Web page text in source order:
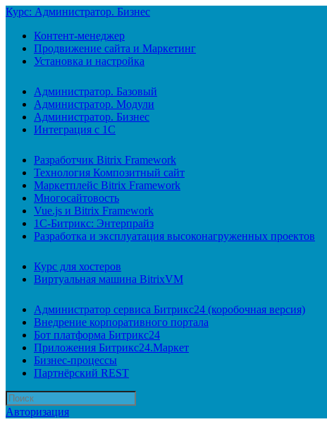
Курс: Администратор. Бизнес
Контент-менеджер
Продвижение сайта и Маркетинг
Установка и настройка
Администратор. Базовый
Администратор. Модули
Администратор. Бизнес
Интеграция с 1С
Разработчик Bitrix Framework
Технология Композитный сайт
Маркетплейс Bitrix Framework
Многосайтовость
Vue.js и Bitrix Framework
1С-Битрикс: Энтерпрайз
Разработка и эксплуатация высоконагруженных проектов
Курс для хостеров
Виртуальная машина BitrixVM
Администратор сервиса Битрикс24 (коробочная версия)
Внедрение корпоративного портала
Бот платформа Битрикс24
Приложения Битрикс24.Маркет
Бизнес-процессы
Партнёрский REST
Авторизация